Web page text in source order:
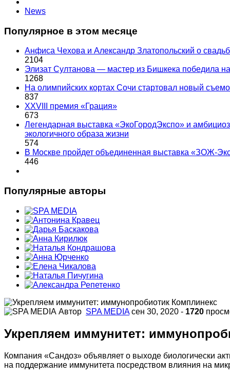
News
Популярное в этом месяце
Анфиса Чехова и Александр Златопольский о
2104
Элизат Султанова — мастер из Бишкека победила
1268
На олимпийских кортах Сочи стартовал новый
837
XXVIII премия «Грация»
673
Легендарная выставка «ЭкоГородЭкспо» и
экологичного образа жизни
574
В Москве пройдет объединенная выставка «ЗОЖ-
446
Популярные авторы
Автор SPA MEDIA сен 30, 2020 - 1720
Укрепляем иммунитет:
Компания «Сандоз» объявляет о выходе биологически
на поддержание иммунитета посредством влияния на